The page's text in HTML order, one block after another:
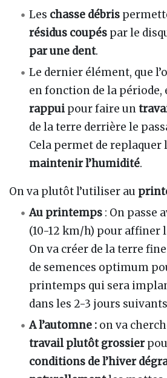
Les chasse débris
résidus coupés par le
par une dent.
Le dernier élément, que
en fonction de la période,
rappui pour faire un
de la terre derrière le
Cela permet de replaquer
maintenir l’humidité.
On va plutôt l’utiliser au
Au printemps : On passe
(10-12 km/h) pour affiner
On va créer de la terre
de semences optimum
printemps qui sera
dans les 2-3 jours
A l’automne : on va
travail plutôt grossier
conditions de l’hiver